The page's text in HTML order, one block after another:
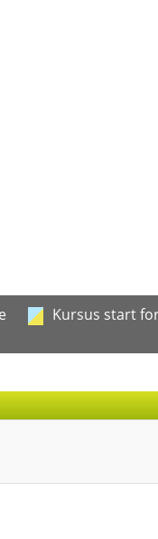
Kursus start